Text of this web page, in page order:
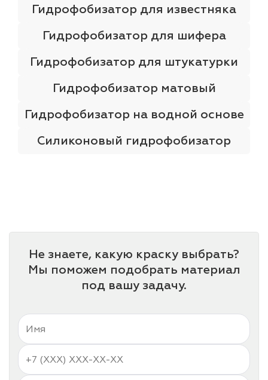
Гидрофобизатор для известняка
Гидрофобизатор для шифера
Гидрофобизатор для штукатурки
Гидрофобизатор матовый
Гидрофобизатор на водной основе
Силиконовый гидрофобизатор
Не знаете, какую краску выбрать?
Мы поможем подобрать материал
под вашу задачу.